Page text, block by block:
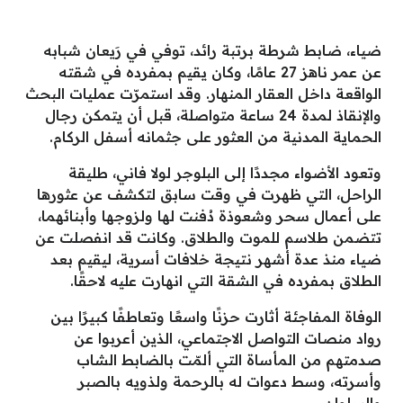
ضياء، ضابط شرطة برتبة رائد، توفي في رَيعان شبابه
عن عمر ناهز 27 عامًا، وكان يقيم بمفرده في شقته
الواقعة داخل العقار المنهار. وقد استمرّت عمليات البحث
والإنقاذ لمدة 24 ساعة متواصلة، قبل أن يتمكن رجال
الحماية المدنية من العثور على جثمانه أسفل الركام.
وتعود الأضواء مجددًا إلى البلوجر لولا فاني، طليقة
الراحل، التي ظهرت في وقت سابق لتكشف عن عثورها
على أعمال سحر وشعوذة دُفنت لها ولزوجها وأبنائهما،
تتضمن طلاسم للموت والطلاق. وكانت قد انفصلت عن
ضياء منذ عدة أشهر نتيجة خلافات أسرية، ليقيم بعد
الطلاق بمفرده في الشقة التي انهارت عليه لاحقًا.
الوفاة المفاجئة أثارت حزنًا واسعًا وتعاطفًا كبيرًا بين
رواد منصات التواصل الاجتماعي، الذين أعربوا عن
صدمتهم من المأساة التي ألمّت بالضابط الشاب
وأسرته، وسط دعوات له بالرحمة ولذويه بالصبر